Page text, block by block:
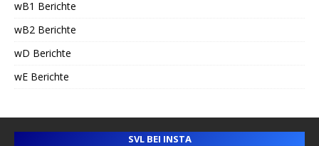
wB1 Berichte
wB2 Berichte
wD Berichte
wE Berichte
SVL BEI INSTA